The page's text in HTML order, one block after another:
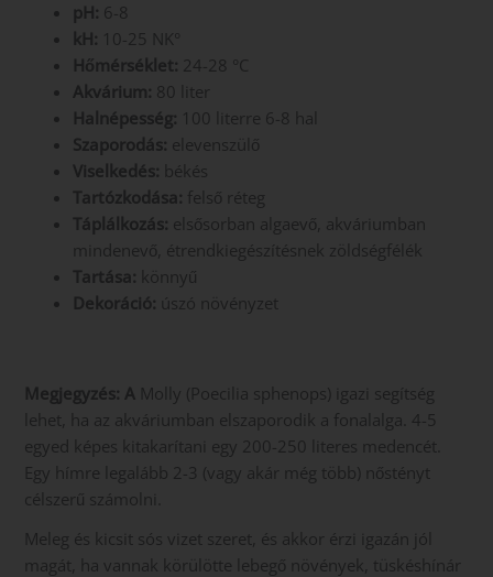
pH: 6-8
kH: 10-25 NK°
Hőmérséklet: 24-28 °C
Akvárium: 80 liter
Halnépesség: 100 literre 6-8 hal
Szaporodás: elevenszülő
Viselkedés: békés
Tartózkodása: felső réteg
Táplálkozás: elsősorban algaevő, akváriumban
mindenevő, étrendkiegészítésnek zöldségfélék
Tartása: könnyű
Dekoráció: úszó növényzet
Megjegyzés: A Molly (Poecilia sphenops) igazi segítség
lehet, ha az akváriumban elszaporodik a fonalalga. 4-5
egyed képes kitakarítani egy 200-250 literes medencét.
Egy hímre legalább 2-3 (vagy akár még több) nőstényt
célszerű számolni.
Meleg és kicsit sós vizet szeret, és akkor érzi igazán jól
magát, ha vannak körülötte lebegő növények, tüskéshínár